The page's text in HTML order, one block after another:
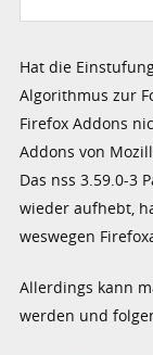
Hat die
Algorithmus zur
Firefox Addons
Addons von
Das nss 3.59.0-3
wieder aufhebt,
weswegen
Allerdings kann
werden und